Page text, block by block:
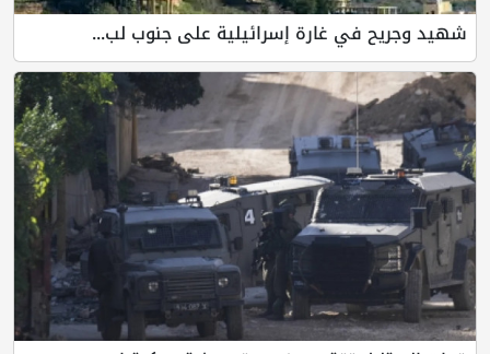
شهيد وجريح في غارة إسرائيلية على جنوب لب...